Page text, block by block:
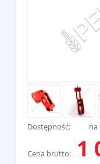
Dostępność: na
Cena brutto: 1